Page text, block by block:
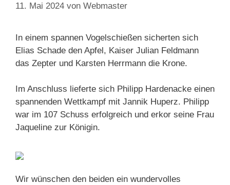
11. Mai 2024 von Webmaster
In einem spannen Vogelschießen sicherten sich
Elias Schade den Apfel, Kaiser Julian Feldmann
das Zepter und Karsten Herrmann die Krone.
Im Anschluss lieferte sich Philipp Hardenacke einen
spannenden Wettkampf mit Jannik Huperz. Philipp
war im 107 Schuss erfolgreich und erkor seine Frau
Jaqueline zur Königin.
Wir wünschen den beiden ein wundervolles